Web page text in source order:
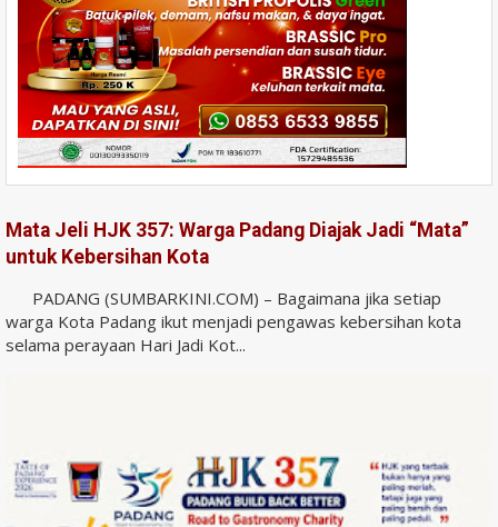
Mata Jeli HJK 357: Warga Padang Diajak Jadi “Mata”
untuk Kebersihan Kota
PADANG (SUMBARKINI.COM) – Bagaimana jika setiap
warga Kota Padang ikut menjadi pengawas kebersihan kota
selama perayaan Hari Jadi Kot...